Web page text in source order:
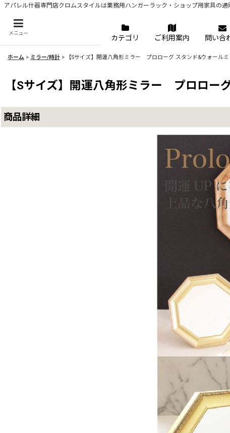
アパレル什器専門店クロムスタイルは業務用ハンガーラック・ショップ用家具の通
メニュー
カテゴリ ご利用案内 問い合
ホーム > ミラー/時計 > 【Sサイズ】開運八角形ミラー プロローグ スタンド&ウォール
【Sサイズ】開運八角形ミラー プロロ
商品詳細